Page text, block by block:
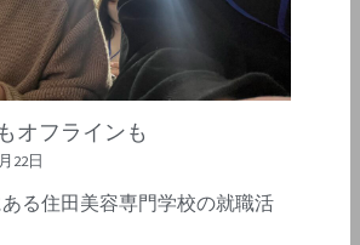
オフラインも
22日
る住田美容専門学校の就職活